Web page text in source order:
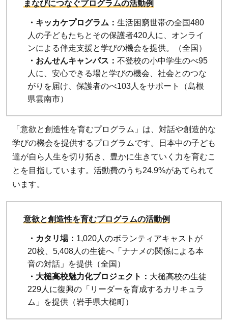
まなびにつなぐプログラムの活動例
・キッカケプログラム：生活困窮世帯の全国480
人の子どもたちとその保護者420人に、オンライ
ンによる伴走支援と学びの機会を提供。（全国）
・おんせんキャンパス：不登校の小中学生のべ95
人に、安心できる場と学びの機会、社会とのつな
がりを届け、保護者のべ103人をサポート（島根
県雲南市）
「意欲と創造性を育むプログラム」は、対話や創造的な
学びの機会を提供するプログラムです。日本中の子ども
達が自ら人生を切り拓き、豊かに生きていく力を育むこ
とを目指しています。活動費のうち24.9%があてられて
います。
意欲と創造性を育むプログラムの活動例
・カタリ場： 1,020人のボランティアキャストが
20校、5,408人の生徒へ「ナナメの関係による本
音の対話」を提供（全国）
・大槌高校魅力化プロジェクト： 大槌高校の生徒
229人に復興の「リーダーを育成するカリキュラ
ム」を提供（岩手県大槌町）